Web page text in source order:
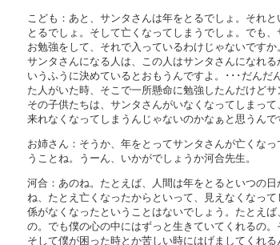
こども：あと、サンタさんは年をとるでしょ。それ
とるでしょ。そして亡くなってしまうでしょ。でも
お勉強をして、それで入っているわけじゃないですか
サンタさんになる人は、この人はサンタさんになれ
いうふうに決めているとおもうんですよ。･･･だんだ
た人がいた時、そこで一所懸命に勉強したんだけどサ
その子供たちは、サンタさんがいなくなってしまっ
来れなくなってしまうんじゃないのかなぁと思うんで
お姉さん：そうか、年をとってサンタさんが亡くな
うことね。うーん、いかがでしょうか河合先生。
河合：あのね。たとえば、人間は年をとるといつの
ね、たとえ亡くなったからといって、見えなくなっ
係がなくなったということはないでしょう。たとえ
の。でも僕の心の中にはずっと生きていてくれるの。
そして僕が困った時とか苦しい時にはげましてくれ